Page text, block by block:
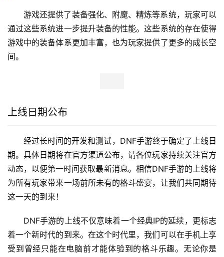
装备获取途径多样
在DNF手游中，玩家可以通过打怪、副本、活动等多种
方式获取装备。不同的装备有着不同的属性加成，合理搭配
游戏还提供了装备强化、附魔、精炼等系统，玩家可以
游戏中的装备体系更加丰富，也为玩家提供了更多的成长空
间。
上线日期公布
经过长时间的开发和测试，DNF手游终于确定了上线日